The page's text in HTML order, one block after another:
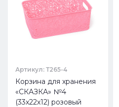
Артикул: Т265-4
Корзина для хранения
«СКАЗКА» №4
(33х22х12) розовый